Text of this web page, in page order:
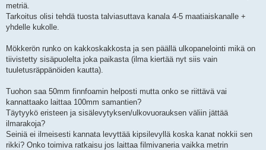
metriä.
Tarkoitus olisi tehdä tuosta talviasuttava kanala 4-5 maatiaiskanalle +
yhdelle kukolle.
Mökkerön runko on kakkoskakkosta ja sen päällä ulkopanelointi mikä on
tiivistetty sisäpuolelta joka paikasta (ilma kiertää nyt siis vain
tuuletusräppänöiden kautta).
Tuohon saa 50mm finnfoamin helposti mutta onko se riittävä vai
kannattaako laittaa 100mm samantien?
Täytyykö eristeen ja sisälevytyksen/ulkovuorauksen väliin jättää
ilmarakoja?
Seiniä ei ilmeisesti kannata levyttää kipsilevyllä koska kanat nokkii sen
rikki? Onko toimiva ratkaisu jos laittaa filmivaneria vaikka metrin